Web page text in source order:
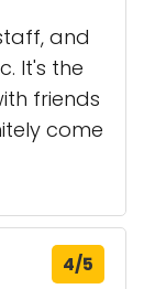
and
It's the
friends
come
4/5